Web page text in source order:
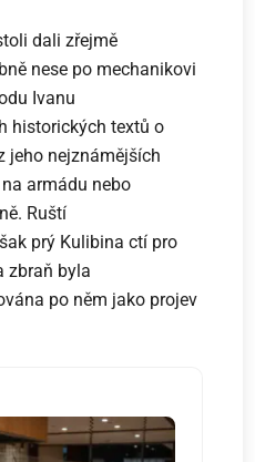
dali zřejmě
nese po mechanikovi
Ivanu
historických textů o
jeho nejznámějších
armádu nebo
Ruští
prý Kulibina ctí pro
zbraň byla
po něm jako projev